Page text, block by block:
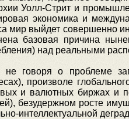
Уолл-Стрит и
экономика и
мир выйдет совершенно
базовая причина
над реальными
говоря о проблеме
произволе
и валютных биржах и
безудержном росте
интеллектуальной